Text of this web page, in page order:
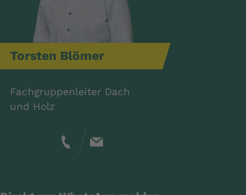
Torsten Blömer
Fachgruppenleiter Dach
und Holz